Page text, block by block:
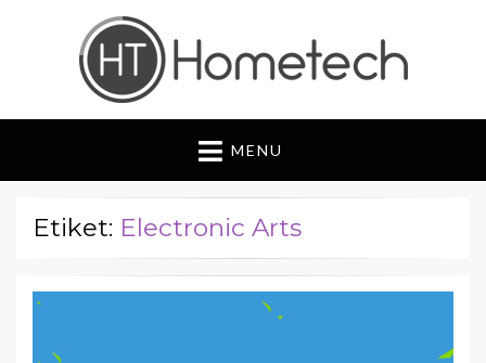
Hometech | Blog
"Daima yenilikçi, Daima güvenilir"
MENU
Etiket: Electronic Arts